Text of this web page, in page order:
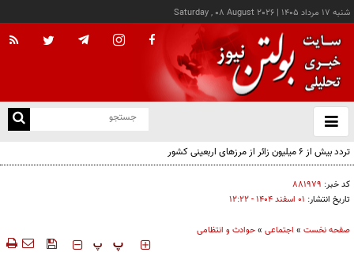
شنبه ۱۷ مرداد ۱۴۰۵ |
Saturday , 08 August 2026
باز
و
تردد بیش از ۶ میلیون زائر از مرزهای اربعینی کشور
کد خبر: ۸۸۱۹۷۹
تاریخ انتشار: ۰۱ اسفند ۱۴۰۴ - ۱۲:۲۲
صفحه نخست » اجتماعی »حوادث و انتظامی
‍‍‍ پ پ